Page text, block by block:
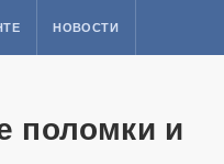
НОВОСТИ
поломки и